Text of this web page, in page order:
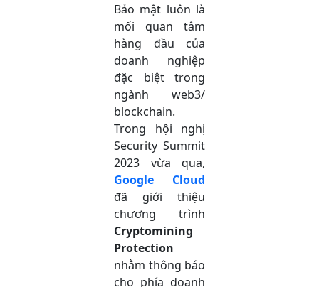
Bảo mật luôn là
mối quan tâm
hàng đầu của
doanh nghiệp
đặc biệt trong
ngành web3/
blockchain.
Trong hội nghị
Security Summit
2023 vừa qua,
Google Cloud
đã giới thiệu
chương trình
Cryptomining
Protection
nhằm thông báo
cho phía doanh